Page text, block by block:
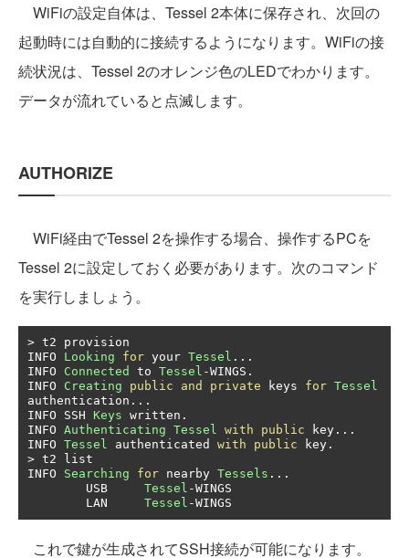
WiFiの設定自体は、Tessel 2本体に保存され、次回の
起動時には自動的に接続するようになります。WiFiの接
続状況は、Tessel 2のオレンジ色のLEDでわかります。
データが流れていると点滅します。
AUTHORIZE
WiFi経由でTessel 2を操作する場合、操作するPCを
Tessel 2に設定しておく必要があります。次のコマンド
を実行しましょう。
> t2 provision
INFO Looking for your Tessel ...
INFO Connected to Tessel -WINGS .
INFO Creating public and private keys for Tessel
authentication ...
INFO SSH Keys written .
INFO Authenticating Tessel with public key ...
INFO Tessel authenticated with public key .
> t2 list
INFO Searching for nearby Tessels ...
        USB
Tessel -WINGS
        LAN
Tessel -WINGS
これで鍵が生成されてSSH接続が可能になります。